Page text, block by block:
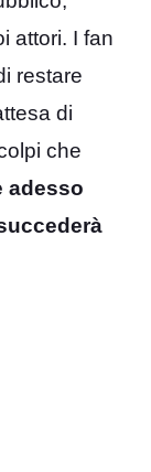
attori. I fan
restare
di
che
adesso